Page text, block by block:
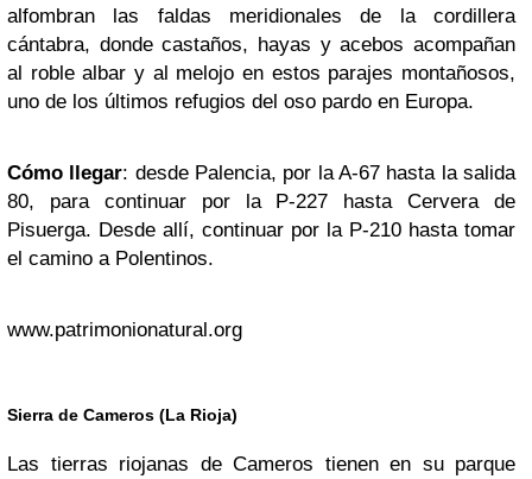
alfombran las faldas meridionales de la cordillera
cántabra, donde castaños, hayas y acebos acompañan
al roble albar y al melojo en estos parajes montañosos,
uno de los últimos refugios del oso pardo en Europa.
Cómo llegar: desde Palencia, por la A-67 hasta la salida
80, para continuar por la P-227 hasta Cervera de
Pisuerga. Desde allí, continuar por la P-210 hasta tomar
el camino a Polentinos.
www.patrimonionatural.org
Sierra de Cameros (La Rioja)
Las tierras riojanas de Cameros tienen en su parque